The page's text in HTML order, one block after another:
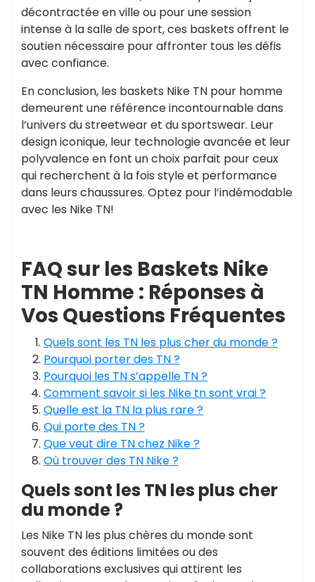
décontractée en ville ou pour une session
intense à la salle de sport, ces baskets offrent le
soutien nécessaire pour affronter tous les défis
avec confiance.
En conclusion, les baskets Nike TN pour homme
demeurent une référence incontournable dans
l’univers du streetwear et du sportswear. Leur
design iconique, leur technologie avancée et leur
polyvalence en font un choix parfait pour ceux
qui recherchent à la fois style et performance
dans leurs chaussures. Optez pour l’indémodable
avec les Nike TN!
FAQ sur les Baskets Nike
TN Homme : Réponses à
Vos Questions Fréquentes
Quels sont les TN les plus cher du monde ?
Pourquoi porter des TN ?
Pourquoi les TN s’appelle TN ?
Comment savoir si les Nike tn sont vrai ?
Quelle est la TN la plus rare ?
Qui porte des TN ?
Que veut dire TN chez Nike ?
Où trouver des TN Nike ?
Quels sont les TN les plus cher
du monde ?
Les Nike TN les plus chères du monde sont
souvent des éditions limitées ou des
collaborations exclusives qui attirent les